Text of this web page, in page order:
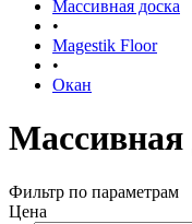
Массивная доска
•
Magestik Floor
•
Окан
Фильтр по параметрам
Цена